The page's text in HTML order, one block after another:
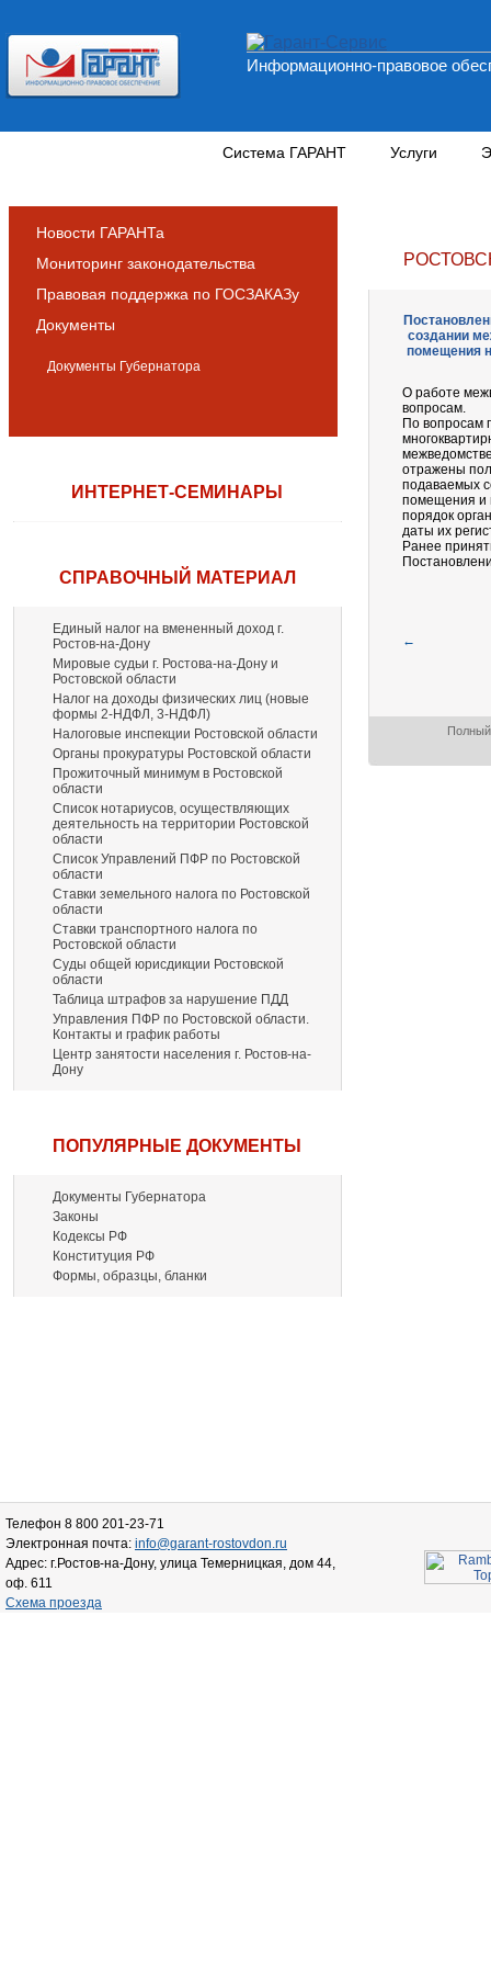
Информационно-правовое
Система ГАРАНТ Услуги
Новости ГАРАНТа
Мониторинг законодательства
Правовая поддержка по ГОСЗАКАЗу
Документы
Документы Губернатора
ИНТЕРНЕТ-СЕМИНАРЫ
СПРАВОЧНЫЙ МАТЕРИАЛ
Единый налог на вмененный доход г.
Ростов-на-Дону
Мировые судьи г. Ростова-на-Дону и
Ростовской области
Налог на доходы физических лиц (новые
формы 2-НДФЛ, 3-НДФЛ)
Налоговые инспекции Ростовской области
Органы прокуратуры Ростовской области
Прожиточный минимум в Ростовской
области
Список нотариусов, осуществляющих
деятельность на территории Ростовской
области
Список Управлений ПФР по Ростовской
области
Ставки земельного налога по Ростовской
области
Ставки транспортного налога по
Ростовской области
Суды общей юрисдикции Ростовской
области
Таблица штрафов за нарушение ПДД
Управления ПФР по Ростовской области.
Контакты и график работы
Центр занятости населения г. Ростов-на-
Дону
ПОПУЛЯРНЫЕ ДОКУМЕНТЫ
Документы Губернатора
Законы
Кодексы РФ
Конституция РФ
Формы, образцы, бланки
создании
помещения
О работе
вопросам.
По вопросам
отражены
подаваемых
помещения и
порядок
даты их
Ранее
←
Телефон 8 800 201-23-71
Электронная почта: info@garant-rostovdon.ru
Адрес: г.Ростов-на-Дону, улица Темерницкая, дом 44,
оф. 611
Схема проезда